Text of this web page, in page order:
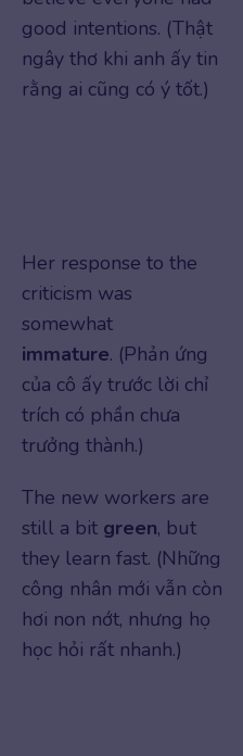
good intentions. (Thật
ngây thơ khi anh ấy tin
rằng ai cũng có ý tốt.)
Her response to the
criticism was
somewhat
immature. (Phản ứng
của cô ấy trước lời chỉ
trích có phần chưa
trưởng thành.)
The new workers are
still a bit green, but
they learn fast. (Những
công nhân mới vẫn còn
hơi non nớt, nhưng họ
học hỏi rất nhanh.)